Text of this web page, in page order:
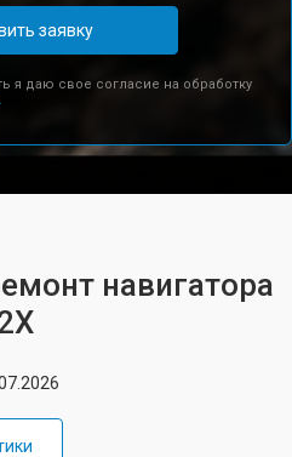
заявку
я даю свое согласие на обработку
навигатора